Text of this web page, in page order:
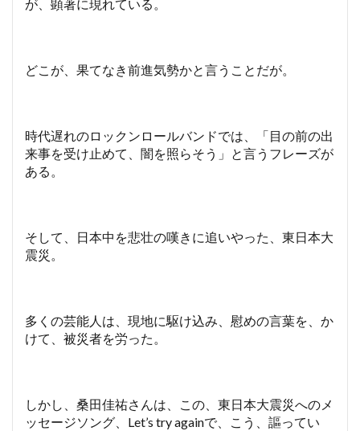
が、顕著に現れている。
どこが、果てなき前進気勢かと言うことだが。
時代遅れのロックンロールバンドでは、「目の前の出
来事を受け止めて、闇を照らそう」と言うフレーズが
ある。
そして、日本中を悲壮の嘆きに追いやった、東日本大
震災。
多くの芸能人は、現地に駆け込み、慰めの言葉を、か
けて、被災者を労った。
しかし、桑田佳祐さんは、この、東日本大震災へのメ
ッセージソング、Let’s try againで、こう、謳ってい